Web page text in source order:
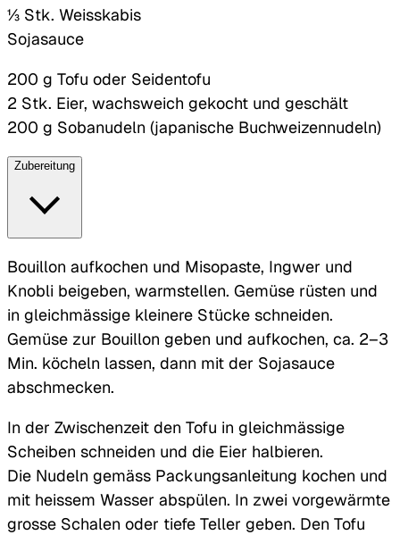
⅓ Stk. Weisskabis
Sojasauce
200 g Tofu oder Seidentofu
2 Stk. Eier, wachsweich gekocht und geschält
200 g Sobanudeln (japanische Buchweizennudeln)
Zubereitung
Bouillon aufkochen und Misopaste, Ingwer und
Knobli beigeben, warmstellen. Gemüse rüsten und
in gleichmässige kleinere Stücke schneiden.
Gemüse zur Bouillon geben und aufkochen, ca. 2–3
Min. köcheln lassen, dann mit der Sojasauce
abschmecken.
In der Zwischenzeit den Tofu in gleichmässige
Scheiben schneiden und die Eier halbieren.
Die Nudeln gemäss Packungsanleitung kochen und
mit heissem Wasser abspülen. In zwei vorgewärmte
grosse Schalen oder tiefe Teller geben. Den Tofu